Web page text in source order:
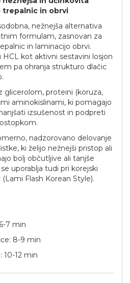
trepalnic in obrvi
nežnejša alternativa
formulam, zasnovan za
in laminacijo obrvi.
kot aktivni sestavini losjon
pa ohranja strukturo dlačic
glicerolom, proteini (koruza,
aminokislinami, ki pomagajo
izsušenost in podpreti
nadzorovano delovanje
ki želijo nežnejši pristop ali
bolj občutljive ali tanjše
uporablja tudi pri korejski
Flash Korean Style).
7 min
8-9 min
10-12 min